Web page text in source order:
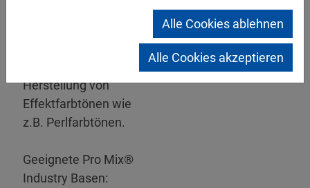
Herstellung von
Effektfarbtönen wie
z.B. Perlfarbtönen.
Geeignete Pro Mix®
Industry Basen:
Alle Cookies ablehnen
Alle Cookies akzeptieren